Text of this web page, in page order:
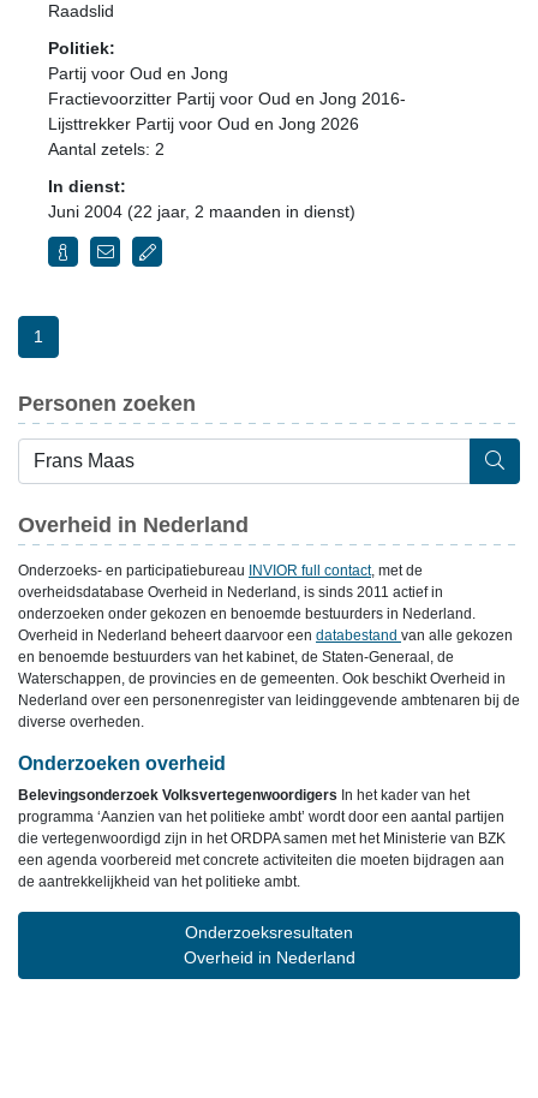
Raadslid
Politiek:
Partij voor Oud en Jong
Fractievoorzitter Partij voor Oud en Jong 2016-
Lijsttrekker Partij voor Oud en Jong 2026
Aantal zetels: 2
In dienst:
Juni 2004 (22 jaar, 2 maanden in dienst)
1
Personen zoeken
Overheid in Nederland
Onderzoeks- en participatiebureau INVIOR full contact, met de
overheidsdatabase Overheid in Nederland, is sinds 2011 actief in
onderzoeken onder gekozen en benoemde bestuurders in Nederland.
Overheid in Nederland beheert daarvoor een databestand van alle gekozen
en benoemde bestuurders van het kabinet, de Staten-Generaal, de
Waterschappen, de provincies en de gemeenten. Ook beschikt Overheid in
Nederland over een personenregister van leidinggevende ambtenaren bij de
diverse overheden.
Onderzoeken overheid
Belevingsonderzoek Volksvertegenwoordigers In het kader van het
programma ‘Aanzien van het politieke ambt’ wordt door een aantal partijen
die vertegenwoordigd zijn in het ORDPA samen met het Ministerie van BZK
een agenda voorbereid met concrete activiteiten die moeten bijdragen aan
de aantrekkelijkheid van het politieke ambt.
Onderzoeksresultaten
Overheid in Nederland